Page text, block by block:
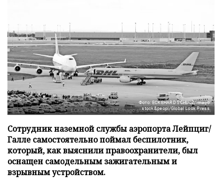
Фото: ECKEHARD SCHULZ/imago
stock&peopl/Global Look Press
Сотрудник наземной службы аэропорта Лейпциг/
Галле самостоятельно поймал беспилотник,
который, как выяснили правоохранители, был
оснащен самодельным зажигательным и
взрывным устройством.